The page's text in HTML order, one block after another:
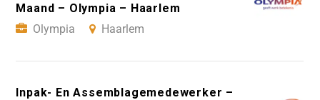
Maand – Olympia – Haarlem
Olympia
Haarlem
Inpak- En Assemblagemedewerker –